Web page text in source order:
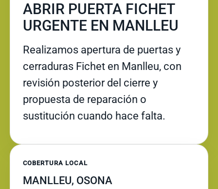
ABRIR PUERTA FICHET
URGENTE EN MANLLEU
Realizamos apertura de puertas y
cerraduras Fichet en Manlleu, con
revisión posterior del cierre y
propuesta de reparación o
sustitución cuando hace falta.
COBERTURA LOCAL
MANLLEU, OSONA